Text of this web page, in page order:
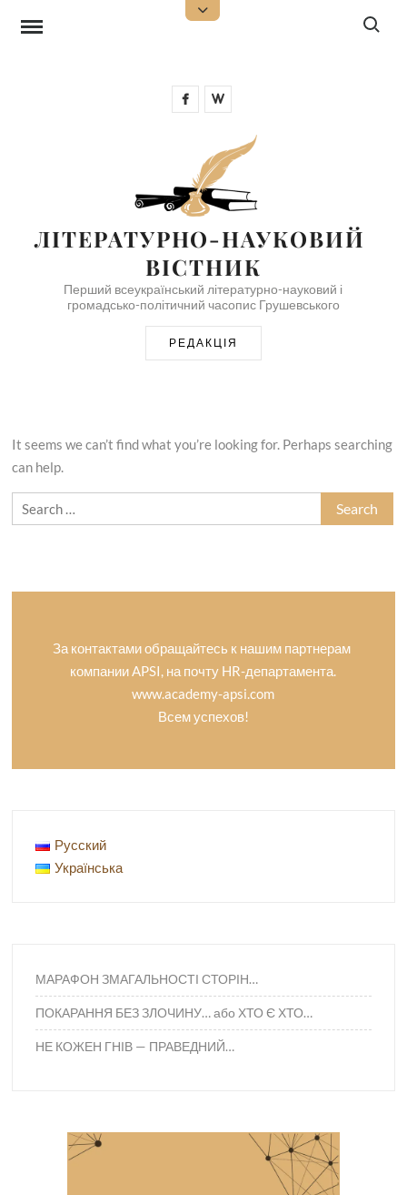
Open
Search
FacebookWikipedia
ЛІТЕРАТУРНО-НАУКОВИЙ
ВІСТНИК
Перший всеукраїнський літературно-науковий і
громадсько-політичний часопис Грушевського
РЕДАКЦІЯ
It seems we can’t find what you’re looking for. Perhaps searching
can help.
Search
for:
За контактами обращайтесь к нашим партнерам
компании APSI, на почту HR-департамента.
www.academy-apsi.com
Всем успехов!
Русский
Українська
МАРАФОН ЗМАГАЛЬНОСТІ СТОРІН…
ПОКАРАННЯ БЕЗ ЗЛОЧИНУ… або ХТО Є ХТО…
НЕ КОЖЕН ГНІВ — ПРАВЕДНИЙ…